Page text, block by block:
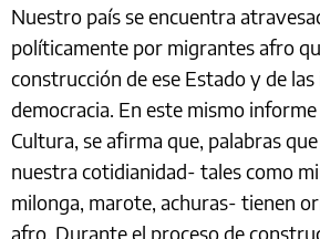
Nuestro país se encuentra
políticamente por migrantes afro
construcción de ese Estado y de
democracia. En este mismo
Cultura, se afirma que, palabras
nuestra cotidianidad- tales como
milonga, marote, achuras- tienen
afro. Durante el proceso de